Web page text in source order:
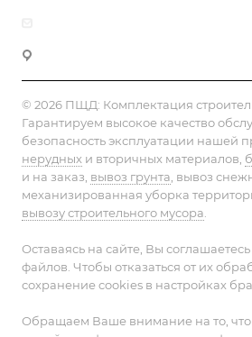
© 2026 ПЩД: Комплектация
Гарантируем высокое качество
безопасность эксплуатации нашей
нерудных и вторичных материалов,
и на заказ, вывоз грунта , вывоз
механизированная уборка
вывозу строительного мусора
Оставаясь на сайте, Вы
файлов. Чтобы отказаться от их
сохранение cookies в настройках
Обращаем Ваше внимание на то, что